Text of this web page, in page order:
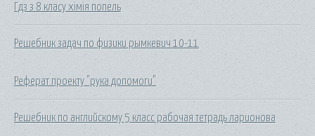
Гдз з 8 класу хімія попель
Решебник задач по физики рымкевич 10-11
Реферат проекту "рука допомоги"
Решебник по английскому 5 класс рабочая тетрадь ларионова